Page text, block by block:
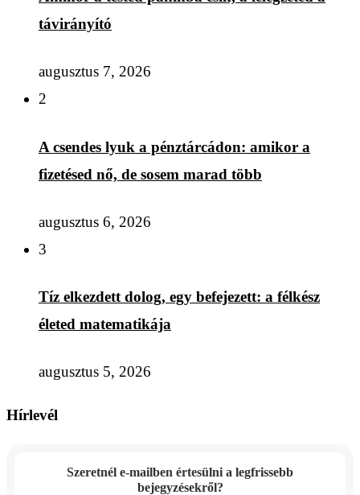
távirányító
augusztus 7, 2026
2
A csendes lyuk a pénztárcádon: amikor a
fizetésed nő, de sosem marad több
augusztus 6, 2026
3
Tíz elkezdett dolog, egy befejezett: a félkész
életed matematikája
augusztus 5, 2026
Hírlevél
Szeretnél e-mailben értesülni a legfrissebb
bejegyzésekről?